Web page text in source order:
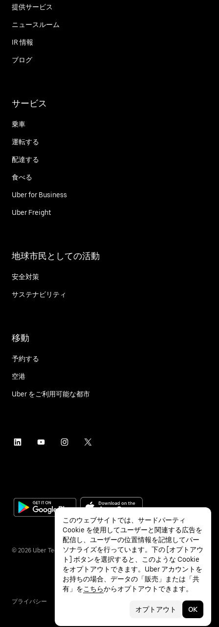
提供サービス
ニュースルーム
IR 情報
ブログ
サービス
乗車
運転する
配達する
食べる
Uber for Business
Uber Freight
地球市民としての活動
安全対策
サステナビリティ
移動
予約する
空港
Uber をご利用可能な都市
© 2026 Uber Technologies Inc.
プライバシー
このウェブサイトでは、サードパーティ
Cookie を使用してユーザーと関連する広告を
配信し、ユーザーの位置情報を記憶してパー
ソナライズを行っています。下の [オプトアウ
ト] ボタンを選択すると、このような Cookie
をオプトアウトできます。Uber アカウントを
お持ちの場合、データの「販売」または「共
有」をこちらからオプトアウトできます。
オプトアウト OK